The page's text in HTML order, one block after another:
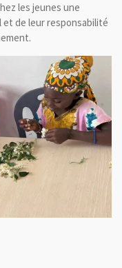
les jeunes une
de leur responsabilité